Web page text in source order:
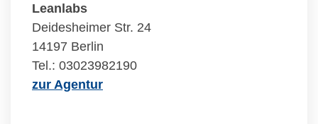
Leanlabs
Deidesheimer Str. 24
14197 Berlin
Tel.: 03023982190
zur Agentur